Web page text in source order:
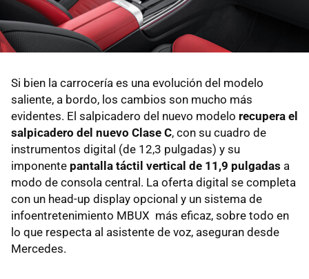
Si bien la carrocería es una evolución del modelo
saliente, a bordo, los cambios son mucho más
evidentes. El salpicadero del nuevo modelo recupera el
salpicadero del nuevo Clase C, con su cuadro de
instrumentos digital (de 12,3 pulgadas) y su
imponente pantalla táctil vertical de 11,9 pulgadas a
modo de consola central. La oferta digital se completa
con un head-up display opcional y un sistema de
infoentretenimiento MBUX más eficaz, sobre todo en
lo que respecta al asistente de voz, aseguran desde
Mercedes.